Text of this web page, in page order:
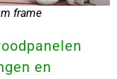
frame
en